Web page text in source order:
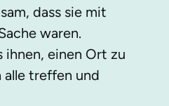
dass sie mit
waren.
ihnen, einen Ort zu
alle treffen und